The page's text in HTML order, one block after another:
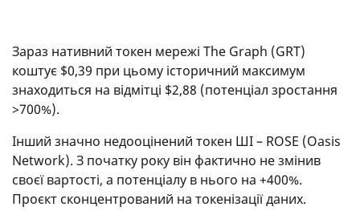
Зараз нативний токен мережі The Graph (GRT)
коштує $0,39 при цьому історичний максимум
знаходиться на відмітці $2,88 (потенціал зростання
>700%).
Інший значно недооцінений токен ШІ – ROSE (Oasis
Network). З початку року він фактично не змінив
своєї вартості, а потенціалу в нього на +400%.
Проєкт сконцентрований на токенізації даних.